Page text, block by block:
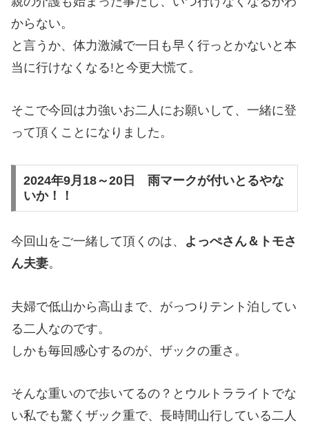
からない。
と言うか、体力激減で一日も早く行っとかないと本
当に行けなくなる!と今更大慌て。
そこで今回は力強いお二人にお願いして、一緒に登
って頂くことになりました。
2024年9月18～20日 雨マークが付いとるやな
いか！！
今回山をご一緒して頂くのは、 よっぺさん＆トモさ
ん夫妻。
夫婦で低山から高山まで、がっつりテント泊してい
る二人なのです。
しかも毎回感心するのが、ザックの重さ。
そんな重いので歩いてるの？とウルトラライトでな
い私でも驚くザック重で、長時間山行している二人